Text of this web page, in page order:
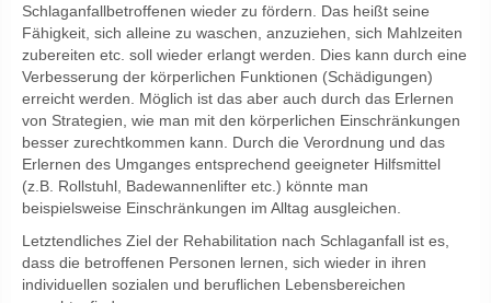
Schlaganfallbetroffenen wieder zu fördern. Das heißt seine
Fähigkeit, sich alleine zu waschen, anzuziehen, sich Mahlzeiten
zubereiten etc. soll wieder erlangt werden. Dies kann durch eine
Verbesserung der körperlichen Funktionen (Schädigungen)
erreicht werden. Möglich ist das aber auch durch das Erlernen
von Strategien, wie man mit den körperlichen Einschränkungen
besser zurechtkommen kann. Durch die Verordnung und das
Erlernen des Umganges entsprechend geeigneter Hilfsmittel
(z.B. Rollstuhl, Badewannenlifter etc.) könnte man
beispielsweise Einschränkungen im Alltag ausgleichen.
Letztendliches Ziel der Rehabilitation nach Schlaganfall ist es,
dass die betroffenen Personen lernen, sich wieder in ihren
individuellen sozialen und beruflichen Lebensbereichen